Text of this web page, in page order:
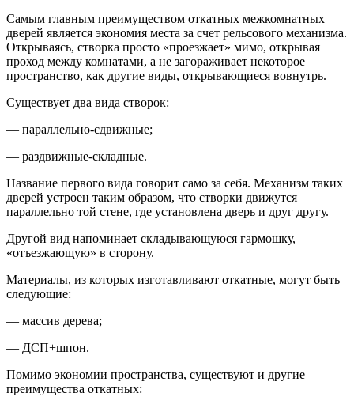
Самым главным преимуществом откатных межкомнатных
дверей является экономия места за счет рельсового механизма.
Открываясь, створка просто «проезжает» мимо, открывая
проход между комнатами, а не загораживает некоторое
пространство, как другие виды, открывающиеся вовнутрь.
Существует два вида створок:
— параллельно-сдвижные;
— раздвижные-складные.
Название первого вида говорит само за себя. Механизм таких
дверей устроен таким образом, что створки движутся
параллельно той стене, где установлена дверь и друг другу.
Другой вид напоминает складывающуюся гармошку,
«отъезжающую» в сторону.
Материалы, из которых изготавливают откатные, могут быть
следующие:
— массив дерева;
— ДСП+шпон.
Помимо экономии пространства, существуют и другие
преимущества откатных: